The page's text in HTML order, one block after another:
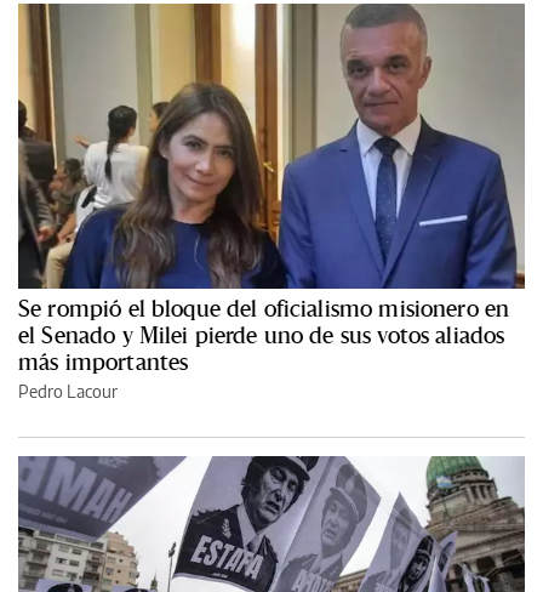
Se rompió el bloque del oficialismo misionero en
el Senado y Milei pierde uno de sus votos aliados
más importantes
Pedro Lacour